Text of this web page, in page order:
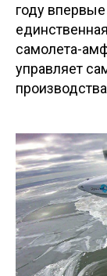
году
самолета-
управляет